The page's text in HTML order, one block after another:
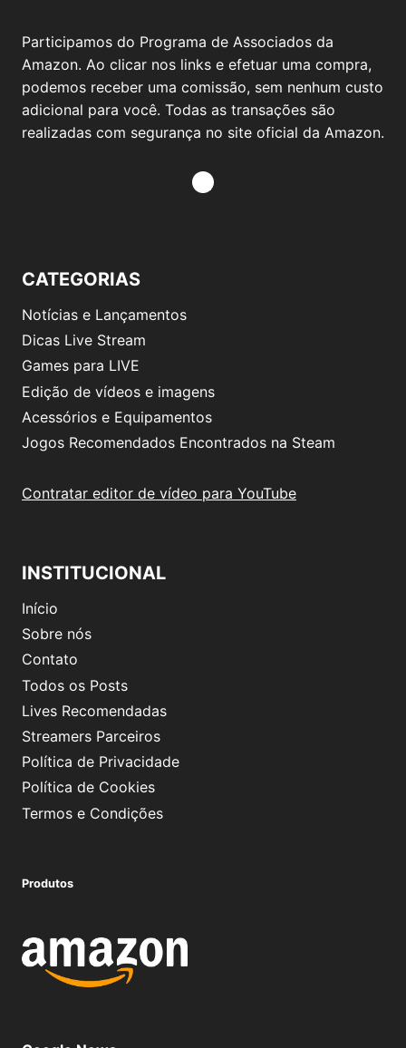
Participamos do Programa de Associados da
Amazon. Ao clicar nos links e efetuar uma compra,
podemos receber uma comissão, sem nenhum custo
adicional para você. Todas as transações são
realizadas com segurança no site oficial da Amazon.
CATEGORIAS
Notícias e Lançamentos
Dicas Live Stream
Games para LIVE
Edição de vídeos e imagens
Acessórios e Equipamentos
Jogos Recomendados Encontrados na Steam
Contratar editor de vídeo para YouTube
INSTITUCIONAL
Início
Sobre nós
Contato
Todos os Posts
Lives Recomendadas
Streamers Parceiros
Política de Privacidade
Política de Cookies
Termos e Condições
Produtos